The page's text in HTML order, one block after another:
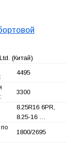
(Китай)
4495
3300
8.25R16 6PR,
8.25-16 …
по
1800/2695